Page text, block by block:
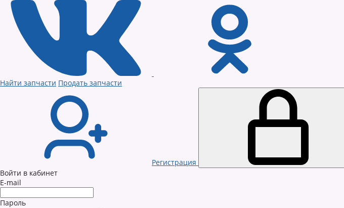
Найти запчасти Продать запчасти
Регистрация
Войти в кабинет
E-mail
Пароль